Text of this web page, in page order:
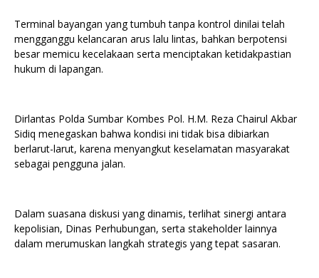
Terminal bayangan yang tumbuh tanpa kontrol dinilai telah
mengganggu kelancaran arus lalu lintas, bahkan berpotensi
besar memicu kecelakaan serta menciptakan ketidakpastian
hukum di lapangan.
Dirlantas Polda Sumbar Kombes Pol. H.M. Reza Chairul Akbar
Sidiq menegaskan bahwa kondisi ini tidak bisa dibiarkan
berlarut-larut, karena menyangkut keselamatan masyarakat
sebagai pengguna jalan.
Dalam suasana diskusi yang dinamis, terlihat sinergi antara
kepolisian, Dinas Perhubungan, serta stakeholder lainnya
dalam merumuskan langkah strategis yang tepat sasaran.